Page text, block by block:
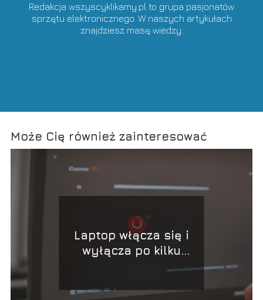
Redakcja wszyscyklikamy.pl to grupa pasjonatów
sprzętu elektronicznego. W naszych artykułach
znajdziesz masę wiedzy.
Może Cię również zainteresować
Laptop włącza się i
wyłącza po kilku
sekundach – możliwe